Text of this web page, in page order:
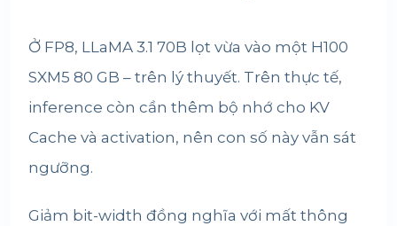
Ở FP8, LLaMA 3.1 70B lọt vừa vào một H100
SXM5 80 GB – trên lý thuyết. Trên thực tế,
inference còn cần thêm bộ nhớ cho KV
Cache và activation, nên con số này vẫn sát
ngưỡng.
Giảm bit-width đồng nghĩa với mất thông